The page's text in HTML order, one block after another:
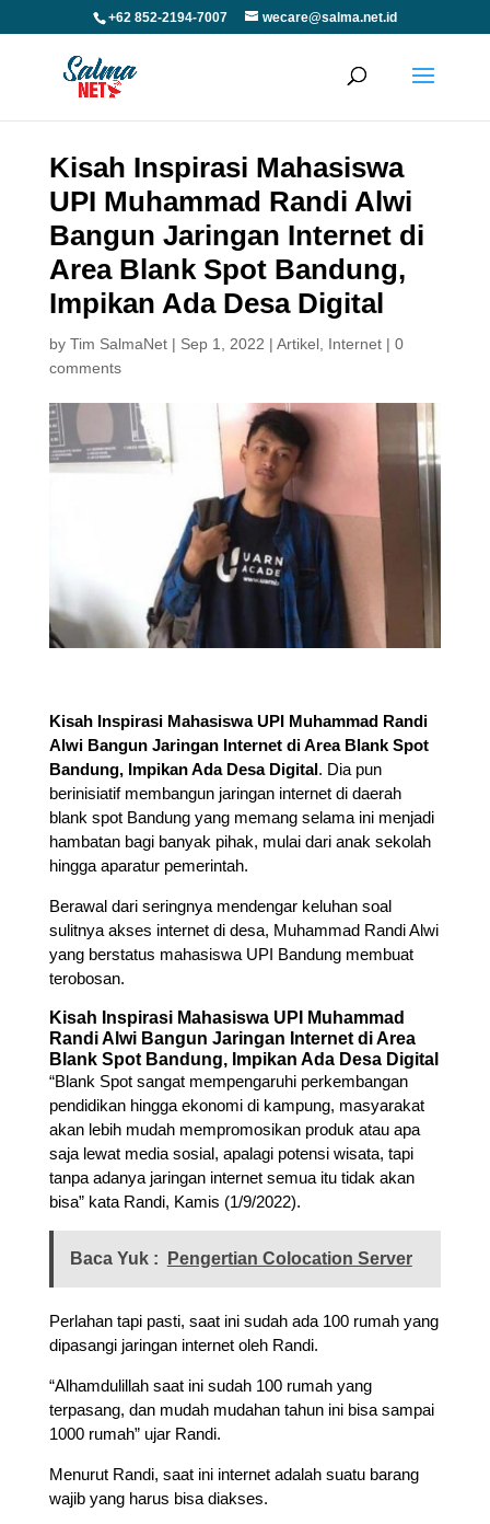
+62 852-2194-7007 wecare@salma.net.id
Kisah Inspirasi Mahasiswa
UPI Muhammad Randi Alwi
Bangun Jaringan Internet di
Area Blank Spot Bandung,
Impikan Ada Desa Digital
by Tim SalmaNet| Sep 1, 2022 | Artikel, Internet| 0
comments
Kisah Inspirasi Mahasiswa UPI Muhammad Randi
Alwi Bangun Jaringan Internet di Area Blank Spot
Bandung, Impikan Ada Desa Digital. Dia pun
berinisiatif membangun jaringan internet di daerah
blank spot Bandung yang memang selama ini menjadi
hambatan bagi banyak pihak, mulai dari anak sekolah
hingga aparatur pemerintah.
Berawal dari seringnya mendengar keluhan soal
sulitnya akses internet di desa, Muhammad Randi Alwi
yang berstatus mahasiswa UPI Bandung membuat
terobosan.
Kisah Inspirasi Mahasiswa UPI Muhammad
Randi Alwi Bangun Jaringan Internet di Area
Blank Spot Bandung, Impikan Ada Desa Digital
“Blank Spot sangat mempengaruhi perkembangan
pendidikan hingga ekonomi di kampung, masyarakat
akan lebih mudah mempromosikan produk atau apa
saja lewat media sosial, apalagi potensi wisata, tapi
tanpa adanya jaringan internet semua itu tidak akan
bisa” kata Randi, Kamis (1/9/2022).
Baca Yuk : Pengertian Colocation Server
Perlahan tapi pasti, saat ini sudah ada 100 rumah yang
dipasangi jaringan internet oleh Randi.
“Alhamdulillah saat ini sudah 100 rumah yang
terpasang, dan mudah mudahan tahun ini bisa sampai
1000 rumah” ujar Randi.
Menurut Randi, saat ini internet adalah suatu barang
wajib yang harus bisa diakses.